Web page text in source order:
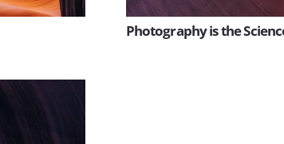
Photography is the